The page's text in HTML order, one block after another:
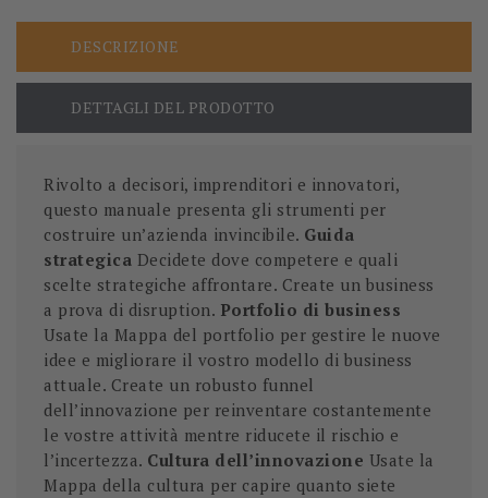
DESCRIZIONE
DETTAGLI DEL PRODOTTO
Rivolto a decisori, imprenditori e innovatori,
questo manuale presenta gli strumenti per
costruire un’azienda invincibile. Guida
strategica Decidete dove competere e quali
scelte strategiche affrontare. Create un business
a prova di disruption. Portfolio di business
Usate la Mappa del portfolio per gestire le nuove
idee e migliorare il vostro modello di business
attuale. Create un robusto funnel
dell’innovazione per reinventare costantemente
le vostre attività mentre riducete il rischio e
l’incertezza. Cultura dell’innovazione Usate la
Mappa della cultura per capire quanto siete